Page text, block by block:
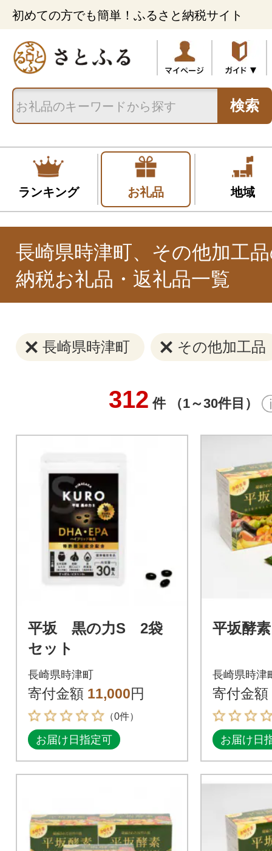
初めての方でも簡単！ふるさと納税サイト
検索
ランキング お礼品 地域
長崎県時津町、その他加工
納税お礼品・返礼品一覧
長崎県時津町 その他加工品
312 件 （1～30件目）
平坂 黒の力S 2袋
セット
長崎県時津町
寄付金額 11,000円
（0件）
お届け日指定可
平坂酵
長崎県時津
寄付金額
お届け日